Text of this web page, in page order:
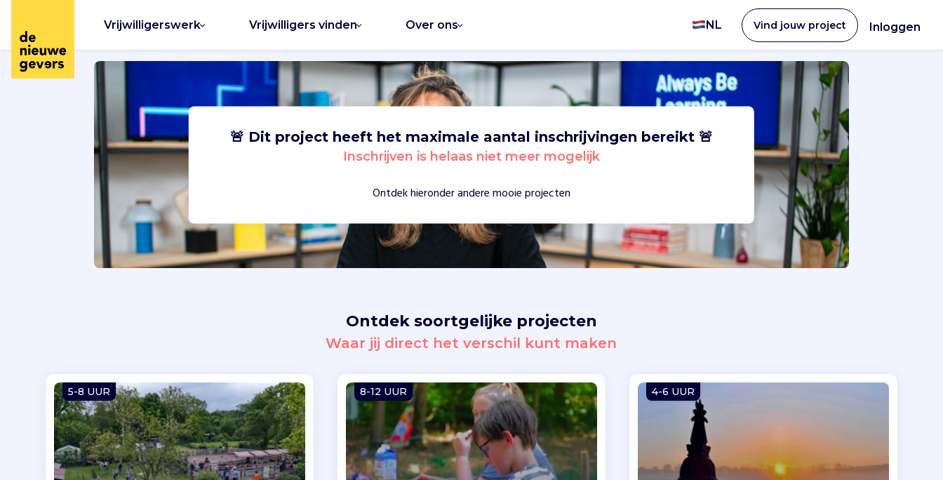
Vrijwilligerswerk Vrijwilligers vinden Over ons NL Vind jouw project Inloggen
🚨 Dit project heeft het maximale aantal inschrijvingen bereikt 🚨
Inschrijven is helaas niet meer mogelijk
Ontdek hieronder andere mooie projecten
Ontdek soortgelijke projecten
Waar jij direct het verschil kunt maken
5-8 UUR 8-12 UUR 4-6 UUR